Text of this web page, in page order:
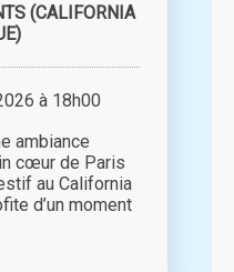
(CALIFORNIA
à 18h00
ambiance
cœur de Paris
au California
d’un moment